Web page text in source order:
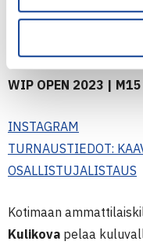
TURNAUSTIEDOT:
WIP OPEN 2023 | M15
INSTAGRAM
TURNAUSTIEDOT:
OSALLISTUJALISTAUS
Kotimaan
Kulikova pelaa